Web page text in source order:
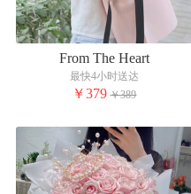
From The Heart
最快4小时送达
￥379 ￥389